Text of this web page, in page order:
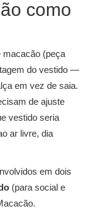
como
macacão (peça
do vestido —
em vez de saia.
de ajuste
vestido seria
ar livre, dia
em dois
(para social e
.